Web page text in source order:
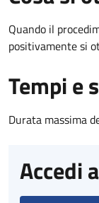
Quando il
positivamente si
Tempi e
Durata massima
Accedi